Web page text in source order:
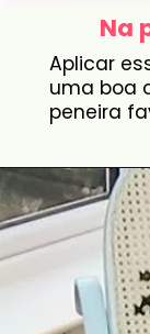
Na
Aplicar
uma boa
peneira